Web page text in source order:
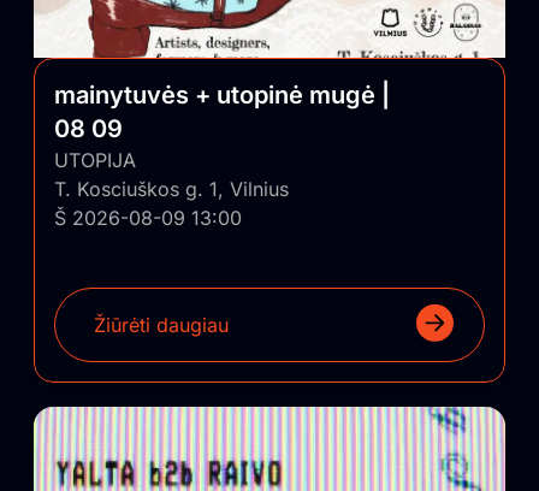
mainytuvės + utopinė mugė |
08 09
UTOPIJA
T. Kosciuškos g. 1, Vilnius
Š 2026-08-09 13:00
Žiūrėti daugiau